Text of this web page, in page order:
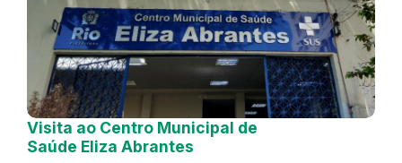
Visita ao Centro Municipal de
Saúde Eliza Abrantes